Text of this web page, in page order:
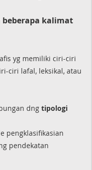
kalimat
yg memiliki ciri-ciri
ciri lafal, leksikal, atau
dng tipologi
pengklasifikasian
pendekatan